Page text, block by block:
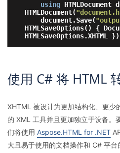
using HTMLDocument
HTMLDocument(
    document.Save(
HTMLSaveOptions() {
使用 C# 将 HTML
XHTML 被设计为更加结构化、更少
的 XML 工具并且更加独立于设备。
们将使用 Aspose.HTML for .NET
大且易于使用的文档操作和 C# 平